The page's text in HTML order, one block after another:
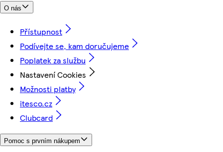
O nás
Přístupnost
Podívejte se, kam doručujeme
Poplatek za službu
Nastavení Cookies
Možnosti platby
itesco.cz
Clubcard
Pomoc s prvním nákupem